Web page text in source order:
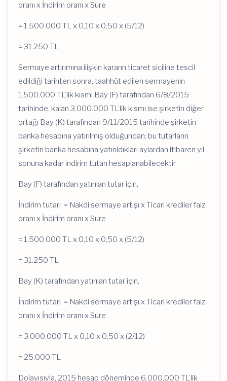
oranı x İndirim oranı x Süre
= 1.500.000 TL x 0,10 x 0,50 x (5/12)
= 31.250 TL
Sermaye artırımına ilişkin kararın ticaret siciline tescil
edildiği tarihten sonra, taahhüt edilen sermayenin
1.500.000 TL’lik kısmı Bay (F) tarafından 6/8/2015
tarihinde, kalan 3.000.000 TL’lik kısmı ise şirketin diğer
ortağı Bay (K) tarafından 9/11/2015 tarihinde şirketin
banka hesabına yatırılmış olduğundan; bu tutarların
şirketin banka hesabına yatırıldıkları aylardan itibaren yıl
sonuna kadar indirim tutarı hesaplanabilecektir.
Bay (F) tarafından yatırılan tutar için,
İndirim tutarı = Nakdi sermaye artışı x Ticari krediler faiz
oranı x İndirim oranı x Süre
= 1.500.000 TL x 0,10 x 0,50 x (5/12)
= 31.250 TL
Bay (K) tarafından yatırılan tutar için,
İndirim tutarı = Nakdi sermaye artışı x Ticari krediler faiz
oranı x İndirim oranı x Süre
= 3.000.000 TL x 0,10 x 0,50 x (2/12)
= 25.000 TL
Dolayısıyla, 2015 hesap döneminde 6.000.000 TL’lik